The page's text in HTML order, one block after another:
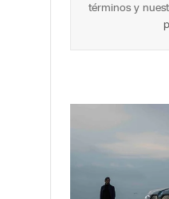
términos y